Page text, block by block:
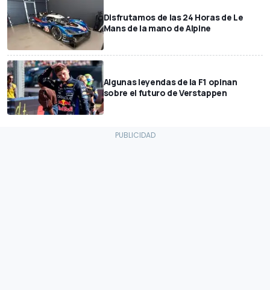
Disfrutamos de las 24 Horas de Le
Mans de la mano de Alpine
Algunas leyendas de la F1 opinan
sobre el futuro de Verstappen